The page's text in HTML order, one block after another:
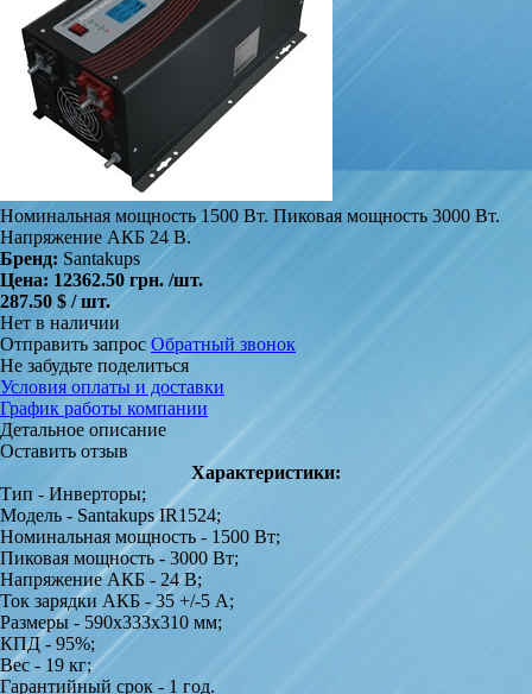
Номинальная мощность 1500 Вт. Пиковая мощность 3000 Вт.
Напряжение АКБ 24 В.
Бренд: Santakups
Цена: 12362.50 грн. /шт.
287.50 $ / шт.
Нет в наличии
Отправить запрос Обратный звонок
Не забудьте поделиться
Условия оплаты и доставки
График работы компании
Детальное описание
Оставить отзыв
Характеристики:
Тип - Инверторы;
Модель - Santakups IR1524;
Номинальная мощность - 1500 Вт;
Пиковая мощность - 3000 Вт;
Напряжение АКБ - 24 В;
Ток зарядки АКБ - 35 +/-5 А;
Размеры - 590х333х310 мм;
КПД - 95%;
Вес - 19 кг;
Гарантийный срок - 1 год.